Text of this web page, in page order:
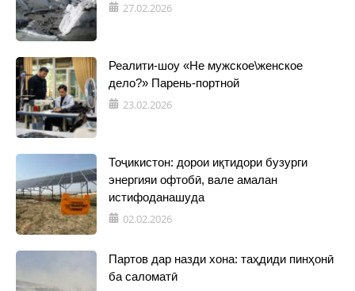
27.02.2026
Реалити-шоу «Не мужское\женское
дело?» Парень-портной
23.02.2026
Тоҷикистон: дорои иқтидори бузурги
энергияи офтобӣ, вале амалан
истифоданашуда
02.02.2026
Партов дар назди хона: таҳдиди пинҳонӣ
ба саломатӣ